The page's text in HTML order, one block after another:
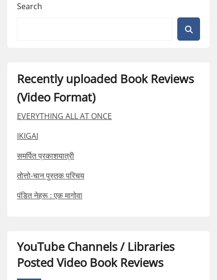
Search
Recently uploaded Book Reviews
(Video Format)
EVERYTHING ALL AT ONCE
IKIGAI
समर्पित प्रकाशयात्री
तोत्तो-चान पुस्तक परिचय
पंडित नेहरू : एक मागोवा
YouTube Channels / Libraries
Posted Video Book Reviews